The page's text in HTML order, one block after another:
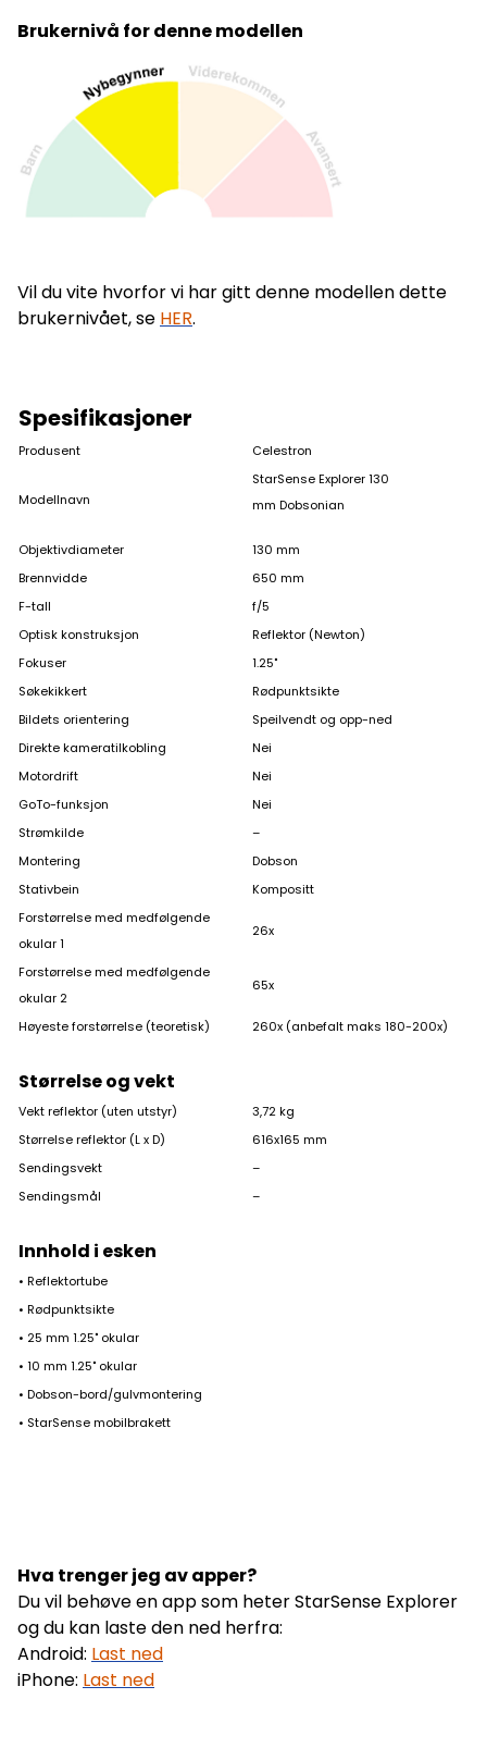
Brukernivå for denne modellen
Vil du vite hvorfor vi har gitt denne modellen dette
brukernivået, se HER.
Spesifikasjoner
Produsent Celestron
Modellnavn
StarSense Explorer 130
mm Dobsonian
Objektivdiameter
130 mm
Brennvidde
650 mm
F-tall
f/5
Optisk konstruksjon
Reflektor (Newton)
Fokuser
1.25"
Søkekikkert
Rødpunktsikte
Bildets orientering
Speilvendt og opp-ned
Direkte kameratilkobling
Nei
Motordrift
Nei
GoTo-funksjon
Nei
Strømkilde
–
Montering
Dobson
Stativbein
Kompositt
Forstørrelse med medfølgende
okular 1
26x
Forstørrelse med medfølgende
okular 2
65x
Høyeste forstørrelse (teoretisk) 260x (anbefalt maks 180-200x)
Størrelse og vekt
Vekt reflektor (uten utstyr)
3,72 kg
Størrelse reflektor (L x D)
616x165 mm
Sendingsvekt
–
Sendingsmål
–
Innhold i esken
• Reflektortube
• Rødpunktsikte
• 25 mm 1.25" okular
• 10 mm 1.25" okular
• Dobson-bord/gulvmontering
• StarSense mobilbrakett
Hva trenger jeg av apper?
Du vil behøve en app som heter StarSense Explorer
og du kan laste den ned herfra:
Android: Last ned
iPhone: Last ned
På lager